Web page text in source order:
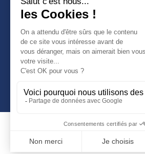
Cursus scolaire
Admissions